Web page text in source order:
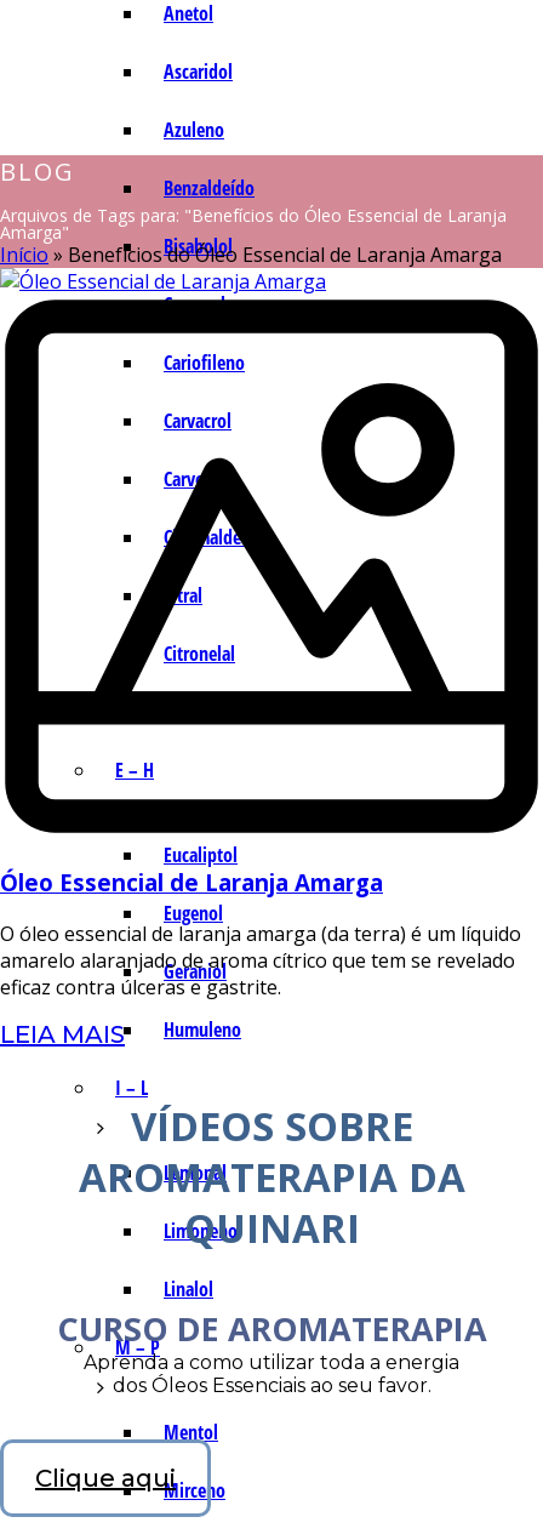
Anetol
Ascaridol
Azuleno
Benzaldeído
Bisabolol
Camazuleno
Cariofileno
Carvacrol
Carvona
Cinamaldeído
Citral
Citronelal
E – H
Eucaliptol
Eugenol
Geraniol
Humuleno
I – L
Lemonal
Limoneno
Linalol
M – P
Mentol
Mirceno
BLOG
Arquivos de Tags para: "Benefícios do Óleo Essencial de Laranja
Amarga"
Início » Benefícios do Óleo Essencial de Laranja Amarga
Óleo Essencial de Laranja Amarga
O óleo essencial de laranja amarga (da terra) é um líquido
amarelo alaranjado de aroma cítrico que tem se revelado
eficaz contra úlceras e gastrite.
LEIA MAIS
VÍDEOS SOBRE
AROMATERAPIA DA
QUINARI
CURSO DE AROMATERAPIA
Aprenda a como utilizar toda a energia
dos Óleos Essenciais ao seu favor.
Clique aqui